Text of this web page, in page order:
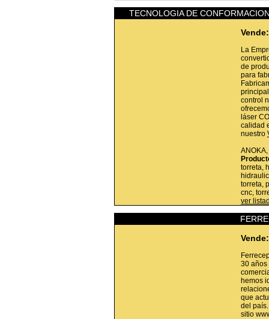
TECNOLOGIA DE
Vende:
La
de
para
control
láser
calidad
nuestro
ANOKA,
torreta,
torreta,
cnc,
ver
Vende:
30 años
hemos
que
del
sitio